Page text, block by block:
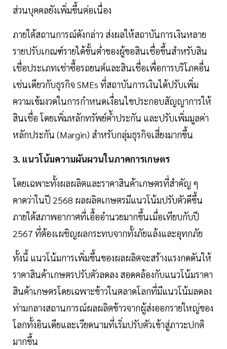
ส่วนบุคคลยังเพิ่มขึ้นต่อเนื่อง
ภายใต้สถานการณ์ดังกล่าว ส่งผลให้สถาบันการเงินหลาย
รายปรับเกณฑ์รายได้ขั้นต่ำของผู้ขอสินเชื่อขึ้นสำหรับสิน
เชื่อประเภทเช่าซื้อรถยนต์และสินเชื่อเพื่อการบริโภคอื่น
เช่นเดียวกับธุรกิจ SMEs ที่สถาบันการเงินได้ปรับเพิ่ม
ความเข้มงวดในการกำหนดเงื่อนไขประกอบสัญญาการให้
สินเชื่อ โดยเพิ่มหลักทรัพย์ค้ำประกัน และปรับเพิ่มมูลค่า
หลักประกัน (Margin) สำหรับกลุ่มธุรกิจเสี่ยงมากขึ้น
3. แนวโน้มความผันผวนในภาคการเกษตร
โดยเฉพาะทั้งผลผลิตและราคาสินค้าเกษตรที่สำคัญ ๆ
คาดว่าในปี 2568 ผลผลิตเกษตรมีแนวโน้มปรับตัวดีขึ้น
ภายใต้สภาพอากาศที่เอื้ออำนวยมากขึ้นเมื่อเทียบกับปี
2567 ที่ต้องเผชิญผลกระทบจากทั้งภัยแล้งและอุทกภัย
ทั้งนี้ แนวโน้มการเพิ่มขึ้นของผลผลิตจะสร้างแรงกดดันให้
ราคาสินค้าเกษตรปรับตัวลดลง สอดคล้องกับแนวโน้มราคา
สินค้าเกษตรโดยเฉพาะข้าวในตลาดโลกที่มีแนวโน้มลดลง
ท่ามกลางสถานการณ์ผลผลิตข้าวจากผู้ส่งออกรายใหญ่ของ
โลกทั้งอินเดียและเวียดนามที่เริ่มปรับตัวเข้าสู่ภาวะปกติ
มากขึ้น